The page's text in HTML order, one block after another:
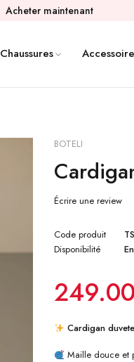
Acheter maintenant
Chaussures
BOTELI
Écrire une review
Code produit
Disponibilité
249.00
Cardigan
Maille douce et